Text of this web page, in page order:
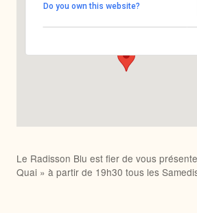
Voir Évènements
Do you own this website?
Le Radisson Blu est fier de vous
Quai » à partir de 19h30 tous les